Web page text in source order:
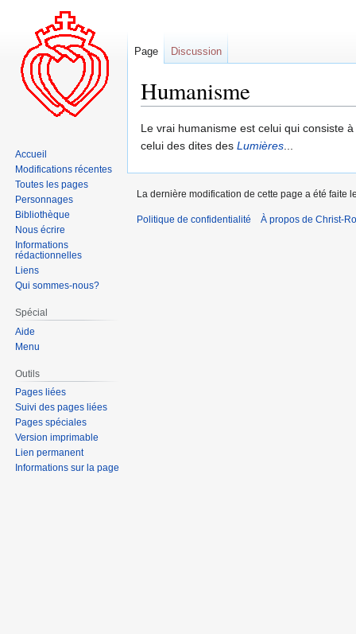
Humanisme
Aller
à
Aller
à
Le vrai humanisme est celui qui consiste
celui des dites des Lumières...
Page Discussion
Accueil
Modifications récentes
Toutes les pages
Personnages
Bibliothèque
Nous écrire
Informations
rédactionnelles
Liens
Qui sommes-nous?
Spécial
Aide
Menu
Outils
Pages liées
Suivi des pages liées
Pages spéciales
Version imprimable
Lien permanent
Informations sur la page
La dernière modification de cette page a été faite
Politique de confidentialité À propos de Christ-